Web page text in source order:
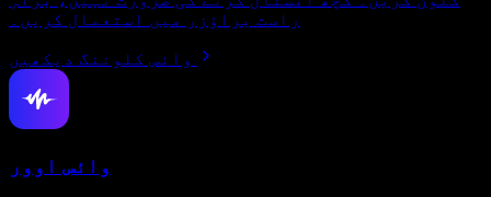
راست براؤزر میں استعمال کریں۔
وائس کلوننگ دیکھیں
وائس اوور